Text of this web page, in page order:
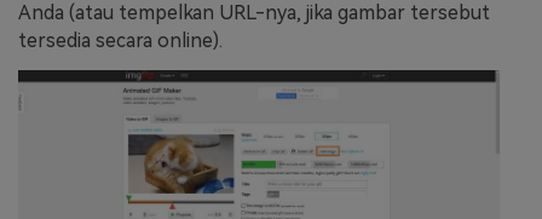
Anda (atau tempelkan URL-nya, jika gambar tersebut
tersedia secara online).